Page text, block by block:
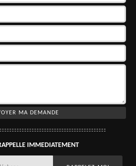
IMMEDIATEMENT